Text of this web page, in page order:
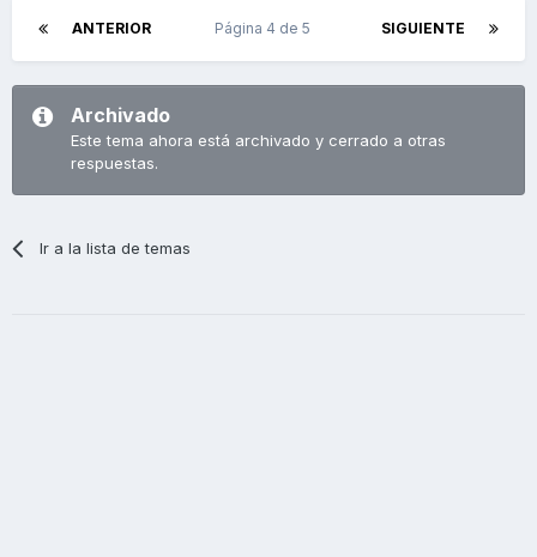
ANTERIOR SIGUIENTE
Página 4 de 5
Archivado
Este tema ahora está archivado y cerrado a otras
respuestas.
Ir a la lista de temas